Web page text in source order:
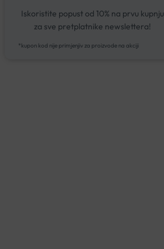
Iskoristite popust od 10% na prvu kupnju
za sve pretplatnike newslettera!
*kupon kod nije primjenjiv za proizvode na akciji